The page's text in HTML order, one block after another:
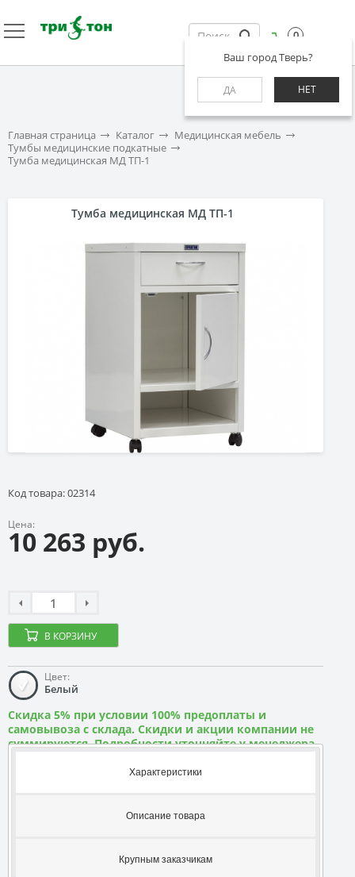
Ваш город Тверь?
ДА НЕТ
0
Главная страница Каталог
Медицинская мебель
Тумбы медицинские подкатные
Тумба медицинская МД ТП-1
Тумба медицинская МД ТП-1
Код товара: 02314
Цена:
10 263 руб.
В КОРЗИНУ
Цвет:
Белый
Скидка 5% при условии 100% предоплаты и
самовывоза с склада. Скидки и акции компании не
суммируются. Подробности уточняйте у менеджера
Характеристики
Описание товара
Крупным заказчикам